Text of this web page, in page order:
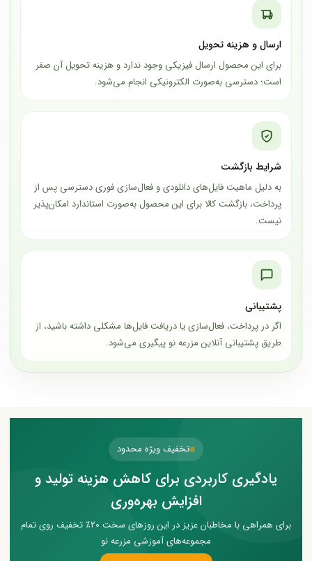
ارسال و هزینه تحویل
برای این محصول ارسال فیزیکی وجود ندارد و هزینه تحویل آن صفر
است؛ دسترسی به‌صورت الکترونیکی انجام می‌شود.
شرایط بازگشت
به دلیل ماهیت فایل‌های دانلودی و فعال‌سازی فوری دسترسی پس از
پرداخت، بازگشت کالا برای این محصول به‌صورت استاندارد امکان‌پذیر
نیست.
پشتیبانی
اگر در پرداخت، فعال‌سازی یا دریافت فایل‌ها مشکلی داشته باشید، از
طریق پشتیبانی آنلاین مزرعه نو پیگیری می‌شود.
تخفیف ویژه محدود
یادگیری کاربردی برای کاهش هزینه تولید و
افزایش بهره‌وری
برای همراهی با مخاطبان عزیز در این روزهای سخت 20٪ تخفیف روی تمام
مجموعه‌های آموزشی مزرعه نو